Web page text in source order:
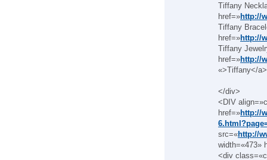
Tiffany
href=»http://
Tiffany
href=»http://
Tiffany
href=»http://
«>Tiffany</
</div>
<DIV
href=»http://
src=«http://
width=«473»
<div